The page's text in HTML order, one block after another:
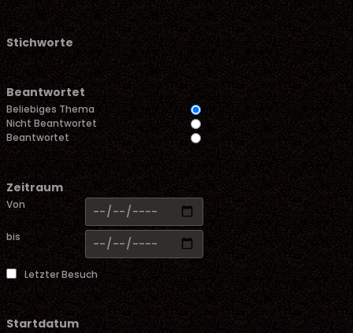
Stichworte
Beantwortet
Beliebiges Thema
Nicht Beantwortet
Beantwortet
Zeitraum
Von
bis
Letzter Besuch
Startdatum